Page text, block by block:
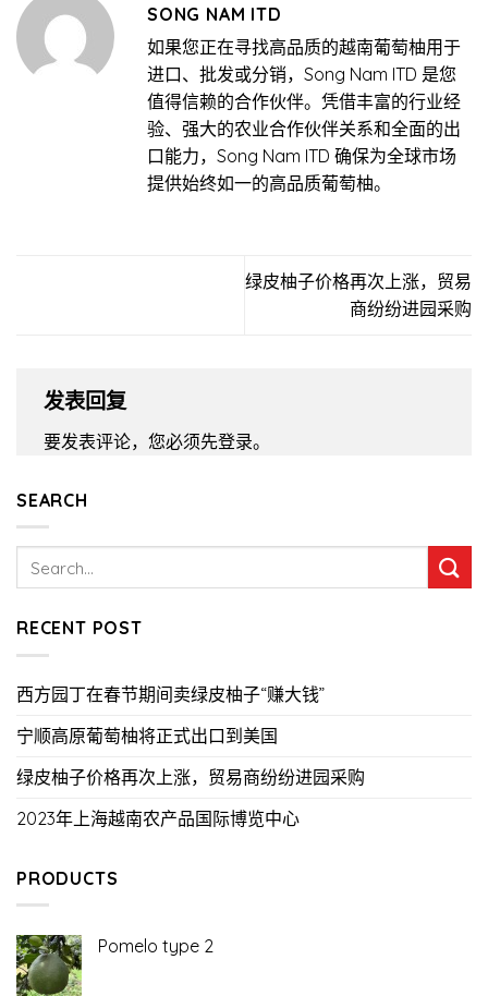
SONG NAM ITD
如果您正在寻找高品质的越南葡萄柚用于
进口、批发或分销，Song Nam ITD 是您
值得信赖的合作伙伴。凭借丰富的行业经
验、强大的农业合作伙伴关系和全面的出
口能力，Song Nam ITD 确保为全球市场
提供始终如一的高品质葡萄柚。
绿皮柚子价格再次上涨，贸易
商纷纷进园采购
发表回复
要发表评论，您必须先登录。
SEARCH
RECENT POST
西方园丁在春节期间卖绿皮柚子“赚大钱”
宁顺高原葡萄柚将正式出口到美国
绿皮柚子价格再次上涨，贸易商纷纷进园采购
2023年上海越南农产品国际博览中心
PRODUCTS
Pomelo type 2